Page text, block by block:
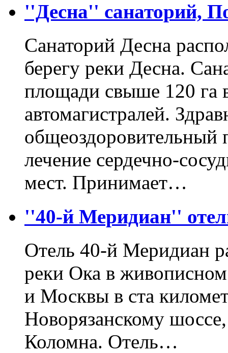
''Десна'' санаторий,
Санаторий Десна
берегу реки Десна.
площади свыше 120 га
автомагистралей.
общеоздоровительный
лечение сердечно-
мест. Принимает…
''40-й Меридиан''
Отель 40-й Меридиан
реки Ока в
и Москвы в ста
Новорязанскому
Коломна. Отель…